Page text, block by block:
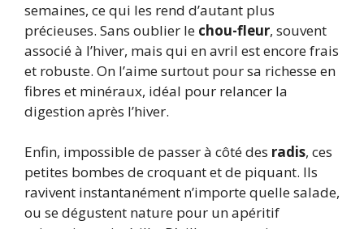
semaines, ce qui les rend d’autant plus
précieuses. Sans oublier le chou-fleur, souvent
associé à l’hiver, mais qui en avril est encore frais
et robuste. On l’aime surtout pour sa richesse en
fibres et minéraux, idéal pour relancer la
digestion après l’hiver.
Enfin, impossible de passer à côté des radis, ces
petites bombes de croquant et de piquant. Ils
ravivent instantanément n’importe quelle salade,
ou se dégustent nature pour un apéritif